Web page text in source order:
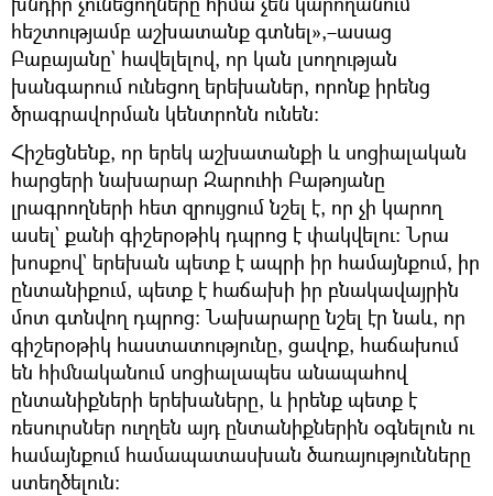
հեշտությամբ աշխատանք գտնել»,–ասաց
Բաբայանը` հավելելով, որ կան լսողության
խանգարում ունեցող երեխաներ, որոնք իրենց
ծրագրավորման կենտրոնն ունեն։
Հիշեցնենք, որ երեկ աշխատանքի և սոցիալական
հարցերի նախարար Զարուհի Բաթոյանը
լրագրողների հետ զրույցում նշել է, որ չի կարող
ասել` քանի գիշերօթիկ դպրոց է փակվելու։ Նրա
խոսքով` երեխան պետք է ապրի իր համայնքում, իր
ընտանիքում, պետք է հաճախի իր բնակավայրին
մոտ գտնվող դպրոց։ Նախարարը նշել էր նաև, որ
գիշերօթիկ հաստատությունը, ցավոք, հաճախում
են հիմնականում սոցիալապես անապահով
ընտանիքների երեխաները, և իրենք պետք է
ռեսուրսներ ուղղեն այդ ընտանիքներին օգնելուն ու
համայնքում համապատասխան ծառայությունները
ստեղծելուն։